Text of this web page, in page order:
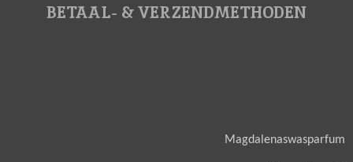
BETAAL- & VERZENDMETHODEN
Magdalenaswasparfum